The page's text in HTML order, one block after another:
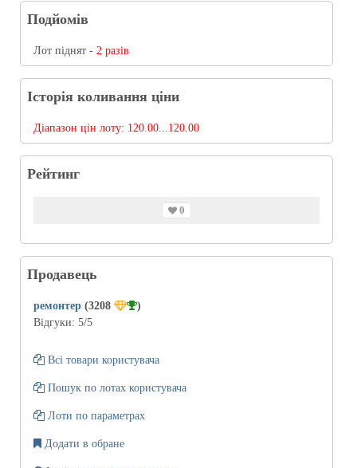
Подйомів
Лот піднят - 2 разів
Історія коливання ціни
Діапазон цін лоту: 120.00...120.00
Рейтинг
0
Продавець
ремонтер (3208
)
Відгуки: 5/5
Всі товари користувача
Пошук по лотах користувача
Лоти по параметрах
Додати в обране